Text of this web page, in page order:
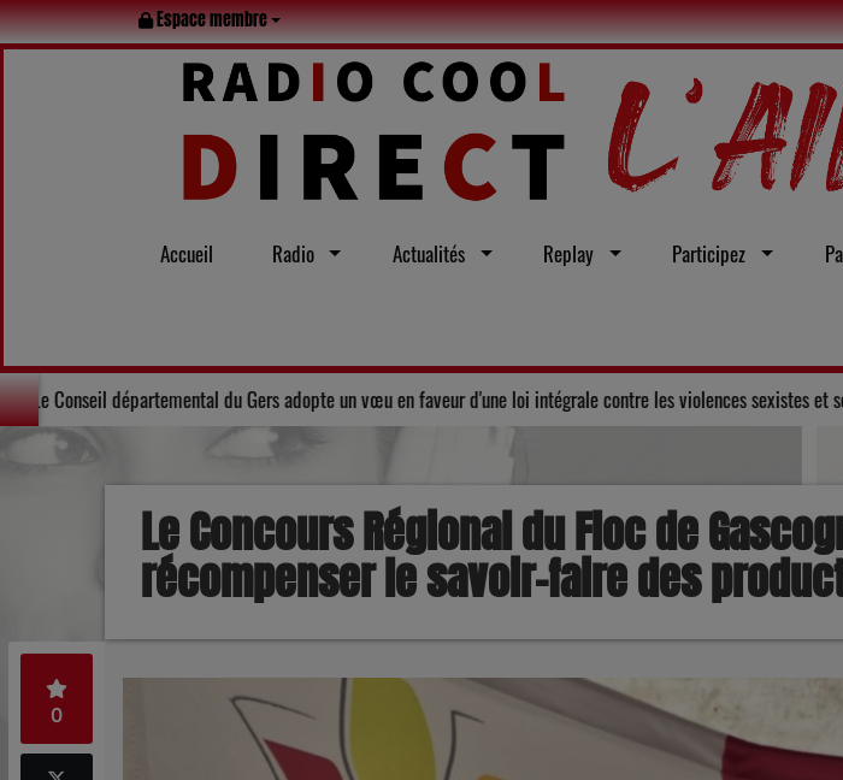
Espace membre
Accueil Radio Actualités Replay Participez
famille tout l’été Solidarité : Le Conseil départemental du Gers adopte un vœu en faveur d'une loi
Le Concours Régional du Floc de
récompenser le savoir-faire des
0